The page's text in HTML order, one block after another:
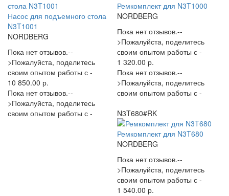
Насос для подъемного стола
N3T1001
NORDBERG
Пока нет отзывов.--
>Пожалуйста, поделитесь
своим опытом работы с -
10 850.00 р.
Пока нет отзывов.--
>Пожалуйста, поделитесь
своим опытом работы с -
Ремкомплект для N3T1000
NORDBERG
Пока нет отзывов.--
>Пожалуйста, поделитесь
своим опытом работы с -
1 320.00 р.
Пока нет отзывов.--
>Пожалуйста, поделитесь
своим опытом работы с -
N3T680#RK
Ремкомплект для N3T680
NORDBERG
Пока нет отзывов.--
>Пожалуйста, поделитесь
своим опытом работы с -
1 540.00 р.